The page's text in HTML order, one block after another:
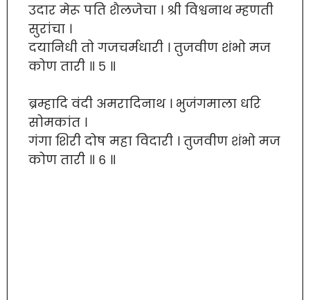
उदार मेरू पति शैलजेचा । श्री विश्वनाथ म्हणती
सुरांचा ।
दयानिधी तो गजचर्मधारी । तुजवीण शंभो मज
कोण तारी ॥ ५ ॥
ब्रम्हादि वंदी अमरादिनाथ । भुजंगमाला धरि
सोमकांत ।
गंगा शिरी दोष महा विदारी । तुजवीण शंभो मज
कोण तारी ॥ ६ ॥